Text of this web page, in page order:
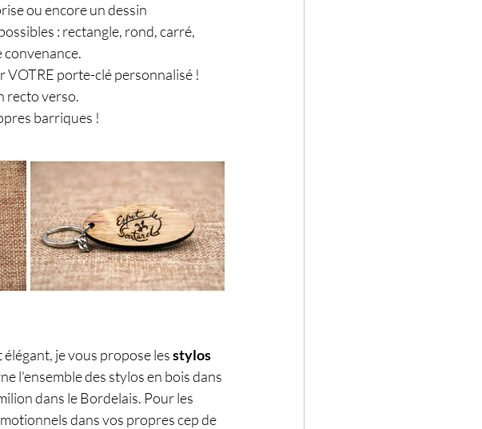
ou encore un dessin
: rectangle, rond, carré,
convenance.
porte-clé personnalisé !
recto verso.
barriques !
je vous propose les stylos
l'ensemble des stylos en bois dans
dans le Bordelais. Pour les
dans vos propres cep de